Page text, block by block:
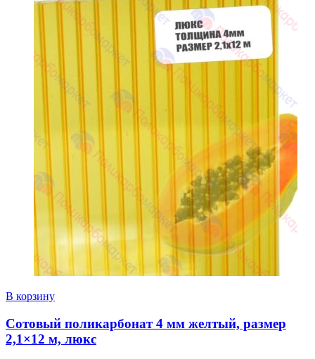
В корзину
Сотовый поликарбонат 4 мм желтый, размер
2,1×12 м, люкс